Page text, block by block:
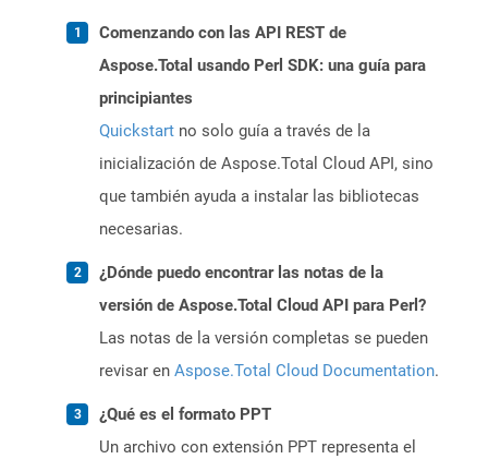
Comenzando con las API REST de
Aspose.Total usando Perl SDK: una guía para
principiantes
Quickstart no solo guía a través de la
inicialización de Aspose.Total Cloud API, sino
que también ayuda a instalar las bibliotecas
necesarias.
¿Dónde puedo encontrar las notas de la
versión de Aspose.Total Cloud API para Perl?
Las notas de la versión completas se pueden
revisar en Aspose.Total Cloud Documentation.
¿Qué es el formato PPT
Un archivo con extensión PPT representa el